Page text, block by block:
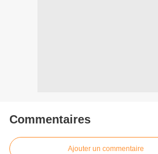
Commentaires
Ajouter un commentaire